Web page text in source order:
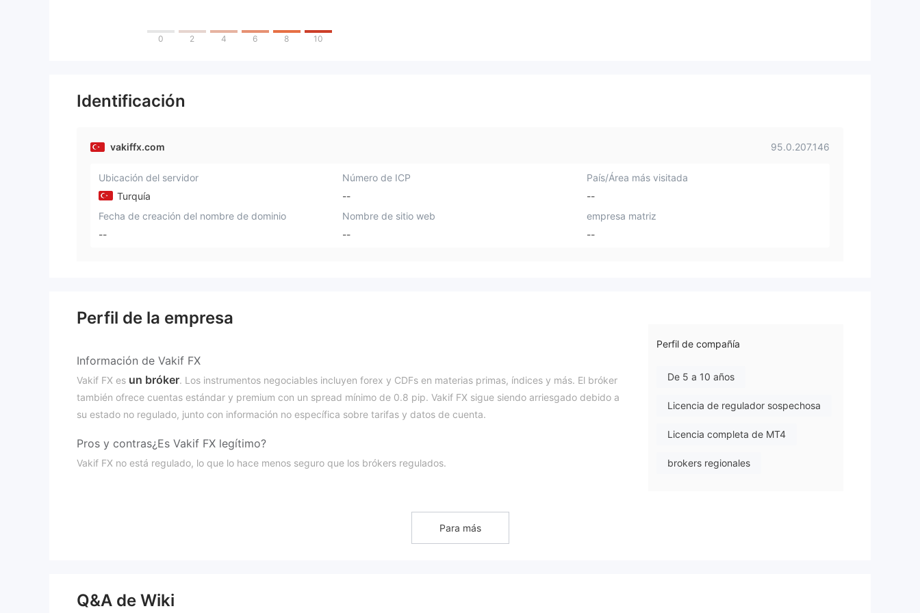
0 2 4 6 8 10
Identificación
vakiffx.com 95.0.207.146
Ubicación del servidor
Turquía
Número de ICP
--
País/Área más visitada
--
Fecha de creación del nombre de dominio
--
Nombre de sitio web
--
empresa matriz
--
Perfil de la empresa
Información de Vakif FX
Vakif FX es un bróker. Los instrumentos negociables incluyen forex y CDFs en materias primas, índices y más. El bróker
también ofrece cuentas estándar y premium con un spread mínimo de 0.8 pip. Vakif FX sigue siendo arriesgado debido a
su estado no regulado, junto con información no específica sobre tarifas y datos de cuenta.
Pros y contras¿Es Vakif FX legítimo?
Vakif FX no está regulado, lo que lo hace menos seguro que los brókers regulados.
Los traders pueden elegir diferentes direcciones de inversión porque el bróker ofreceforex y CDFs en materias
información de datos como comisiones, apalancamiento, etc.
Perfil de compañía
De 5 a 10 años
Licencia de regulador sospechosa
Licencia completa de MT4
brokers regionales
Para más
Q&A de Wiki